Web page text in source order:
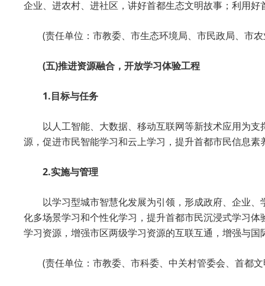
企业、进农村、进社区，讲好首都生态文明故事；利用
(责任单位：市教委、市生态环境局、市民政局、市
(五)推进资源融合，开放学习体验工程
1.目标与任务
以人工智能、大数据、移动互联网等新技术应用为
源，促进市民智能学习和云上学习，提升首都市民信息
2.实施与管理
以学习型城市智慧化发展为引领，形成政府、企业
化多场景学习和个性化学习，提升首都市民沉浸式学习
学习资源，增强市区两级学习资源的互联互通，增强与
(责任单位：市教委、市科委、中关村管委会、首都